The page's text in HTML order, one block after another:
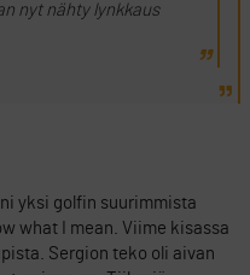
nyt nähty lynkkaus
yksi golfin suurimmista
what I mean. Viime kisassa
Sergion teko oli aivan